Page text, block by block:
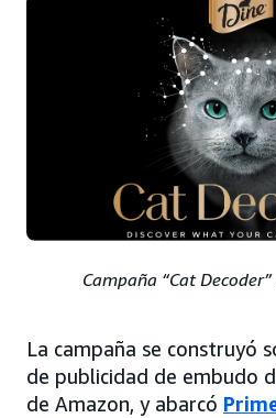
Campaña “Cat
La campaña se construyó
de publicidad de embudo
de Amazon, y abarcó